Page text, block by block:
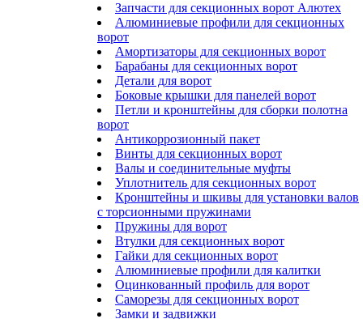
Запчасти для секционных ворот Алютех
Алюминиевые профили для секционных
ворот
Амортизаторы для секционных ворот
Барабаны для секционных ворот
Детали для ворот
Боковые крышки для панелей ворот
Петли и кронштейны для сборки полотна
ворот
Антикоррозионный пакет
Винты для секционных ворот
Валы и соединительные муфты
Уплотнитель для секционных ворот
Кронштейны и шкивы для установки валов
с торсионными пружинами
Пружины для ворот
Втулки для секционных ворот
Гайки для секционных ворот
Алюминиевые профили для калитки
Оцинкованный профиль для ворот
Саморезы для секционных ворот
Замки и задвижки